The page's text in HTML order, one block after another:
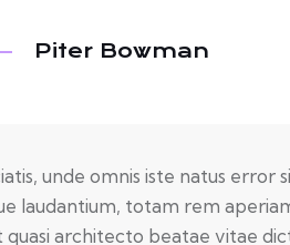
Piter Bowman
unde omnis iste natus error
laudantium, totam rem
architecto beatae vitae